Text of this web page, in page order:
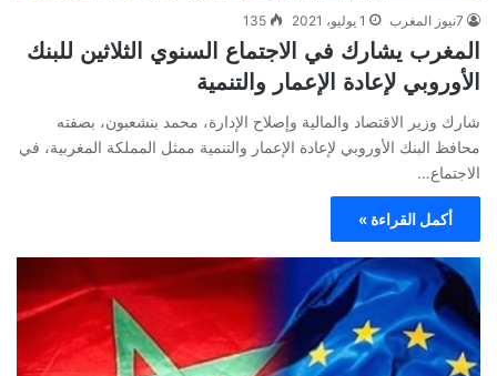
7نيوز المغرب 1 يوليو، 2021 135
المغرب يشارك في الاجتماع السنوي الثلاثين للبنك
الأوروبي لإعادة الإعمار والتنمية
شارك وزير الاقتصاد والمالية وإصلاح الإدارة، محمد بنشعبون، بصفته
محافظ البنك الأوروبي لإعادة الإعمار والتنمية ممثل المملكة المغربية، في
الاجتماع…
أكمل القراءة »